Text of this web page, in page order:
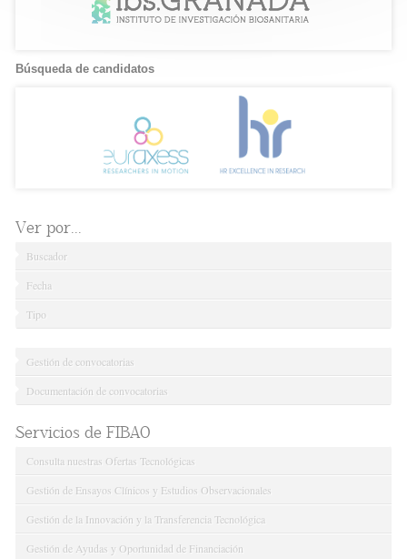
Búsqueda de candidatos
Ver por...
Buscador
Fecha
Tipo
Gestión de convocatorias
Documentación de convocatorias
Servicios de FIBAO
Consulta nuestras Ofertas Tecnológicas
Gestión de Ensayos Clínicos y Estudios Observacionales
Gestión de la Innovación y la Transferencia Tecnológica
Gestión de Ayudas y Oportunidad de Financiación